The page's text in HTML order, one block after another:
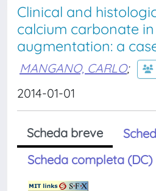
Clinical and
calcium carbonate in
augmentation: a
MANGANO, CARLO;
2014-01-01
Scheda breve
Scheda completa (DC)